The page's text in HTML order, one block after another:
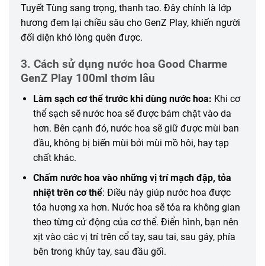
Tuyết Tùng sang trọng, thanh tao. Đây chính là lớp
hương đem lại chiều sâu cho GenZ Play, khiến người
đối diện khó lòng quên được.
3. Cách sử dụng nước hoa Good Charme
GenZ Play 100ml thơm lâu
Làm sạch cơ thể trước khi dùng nước hoa: Khi cơ
thể sạch sẽ nước hoa sẽ được bám chặt vào da
hơn. Bên cạnh đó, nước hoa sẽ giữ được mùi ban
đầu, không bị biến mùi bởi mùi mồ hôi, hay tạp
chất khác.
Chấm nước hoa vào nhữngvị trí mạch đập, tỏa
nhiệt trên cơ thể: Điều này giúp nước hoa được
tỏa hương xa hơn. Nước hoa sẽ tỏa ra không gian
theo từng cử động của cơ thể. Điển hình, bạn nên
xịt vào các vị trí trên cổ tay, sau tai, sau gáy, phía
bên trong khủy tay, sau đầu gối.